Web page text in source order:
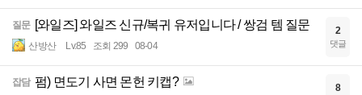
질문 [와일즈] 와일즈 신규/복귀 유저입니다 / 쌍검 템 질문
산방산 Lv.85 조회 299 08-04
2
댓글
잡담 펌) 면도기 사면 몬헌 키캡? 8